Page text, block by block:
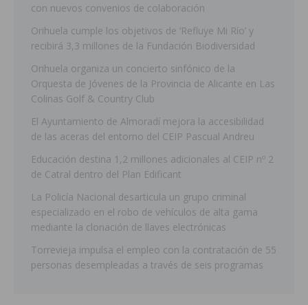
con nuevos convenios de colaboración
Orihuela cumple los objetivos de ‘Refluye Mi Río’ y
recibirá 3,3 millones de la Fundación Biodiversidad
Orihuela organiza un concierto sinfónico de la
Orquesta de Jóvenes de la Provincia de Alicante en Las
Colinas Golf & Country Club
El Ayuntamiento de Almoradí mejora la accesibilidad
de las aceras del entorno del CEIP Pascual Andreu
Educación destina 1,2 millones adicionales al CEIP nº 2
de Catral dentro del Plan Edificant
La Policía Nacional desarticula un grupo criminal
especializado en el robo de vehículos de alta gama
mediante la clonación de llaves electrónicas
Torrevieja impulsa el empleo con la contratación de 55
personas desempleadas a través de seis programas